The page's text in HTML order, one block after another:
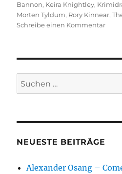
Bannon, Keira Knightley,
Morten Tyldum, Rory Kinnear,
Schreibe einen Kommentarzu
Suchen
nach:
NEUESTE BEITRÄGE
Alexander Osang –